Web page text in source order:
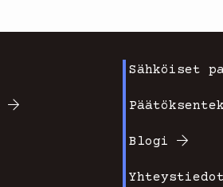
2
Sähköiset
Blogi
Yhteystiedot